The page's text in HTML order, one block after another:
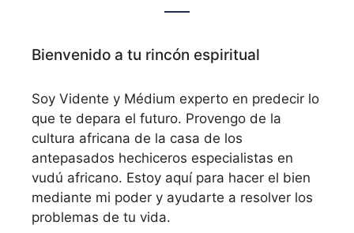
Bienvenido a tu rincón espiritual
Soy Vidente y Médium experto en predecir lo
que te depara el futuro. Provengo de la
cultura africana de la casa de los
antepasados hechiceros especialistas en
vudú africano. Estoy aquí para hacer el bien
mediante mi poder y ayudarte a resolver los
problemas de tu vida.